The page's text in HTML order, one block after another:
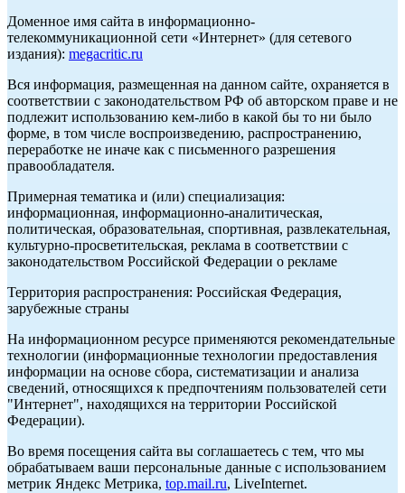
Доменное имя сайта в информационно-
телекоммуникационной сети «Интернет» (для сетевого
издания): megacritic.ru
Вся информация, размещенная на данном сайте, охраняется в
соответствии с законодательством РФ об авторском праве и не
подлежит использованию кем-либо в какой бы то ни было
форме, в том числе воспроизведению, распространению,
переработке не иначе как с письменного разрешения
правообладателя.
Примерная тематика и (или) специализация:
информационная, информационно-аналитическая,
политическая, образовательная, спортивная, развлекательная,
культурно-просветительская, реклама в соответствии с
законодательством Российской Федерации о рекламе
Территория распространения: Российская Федерация,
зарубежные страны
На информационном ресурсе применяются рекомендательные
технологии (информационные технологии предоставления
информации на основе сбора, систематизации и анализа
сведений, относящихся к предпочтениям пользователей сети
"Интернет", находящихся на территории Российской
Федерации).
Во время посещения сайта вы соглашаетесь с тем, что мы
обрабатываем ваши персональные данные с использованием
метрик Яндекс Метрика, top.mail.ru, LiveInternet.